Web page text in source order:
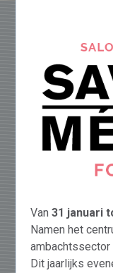
Van31 januari
Namen het
Dit jaarlijks